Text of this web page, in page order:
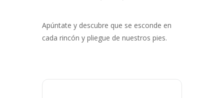
Apúntate y descubre que se esconde en
cada rincón y pliegue de nuestros pies.